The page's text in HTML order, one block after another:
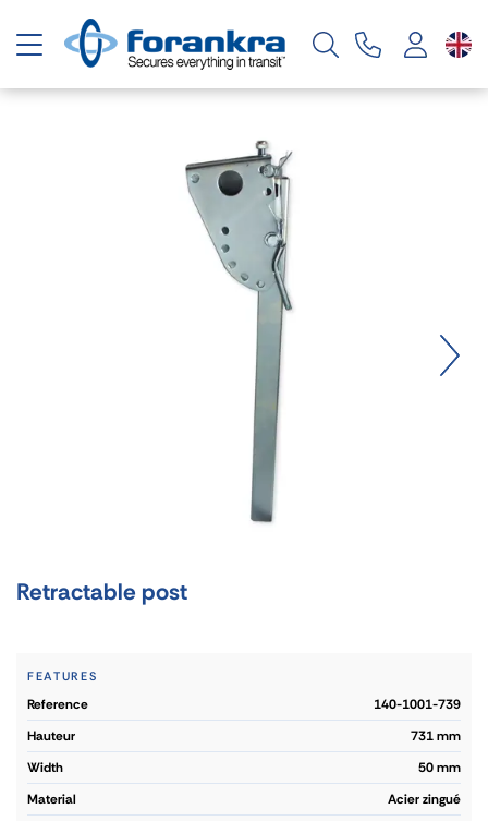
Toggle navigation
Retractable post
FEATURES
reference
140-1001-739
hauteur
731 mm
width
50 mm
material
Acier zingué